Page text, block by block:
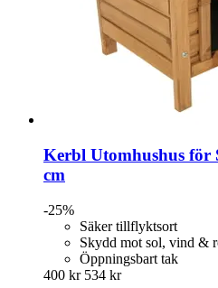
Kerbl Utomhushus för
cm
-25%
Säker tillflyktsort
Skydd mot sol, vind &
Öppningsbart tak
400 kr 534 kr